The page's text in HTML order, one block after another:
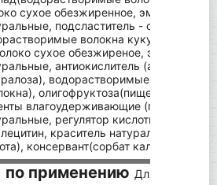
сухое обезжиренное, эмульгатор -
подсластитель - сукралоза),
волокна кукурузы,
сухое обезжиреное, эмульгатор
антиокислитель
водорастворимые волокна
олигофруктоза(пищевые
влагоудерживающие (глицерин,
регулятор кислотности -
краситель натуральный -
консервант(сорбат калия),
по применению Для